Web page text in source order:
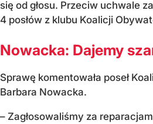
się od głosu. Przeciw uchwale
4 posłów z klubu Koalicji
Nowacka: Dajemy
Sprawę komentowała poseł
Barbara Nowacka.
– Zagłosowaliśmy za